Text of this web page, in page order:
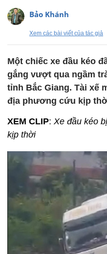
Bảo Khánh
Xem các bài viết của tác giả
Một chiếc xe đầu kéo
gắng vượt qua ngầm
tỉnh Bắc Giang. Tài xế
địa phương cứu kịp
XEM CLIP: Xe đầu kéo
kịp thời